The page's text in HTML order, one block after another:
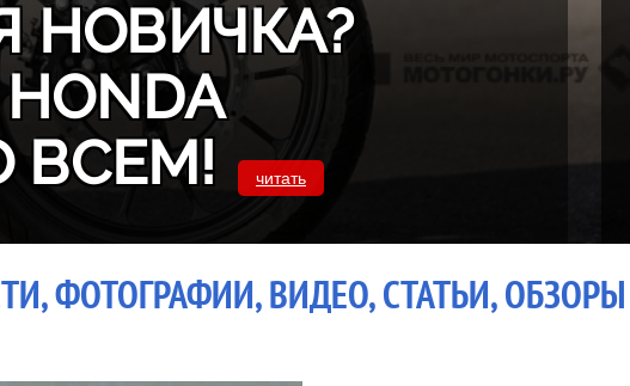
НОВИЧКА?
ВСЕМ!
читать
ФОТОГРАФИИ, ВИДЕО, СТАТЬИ, ОБЗОРЫ